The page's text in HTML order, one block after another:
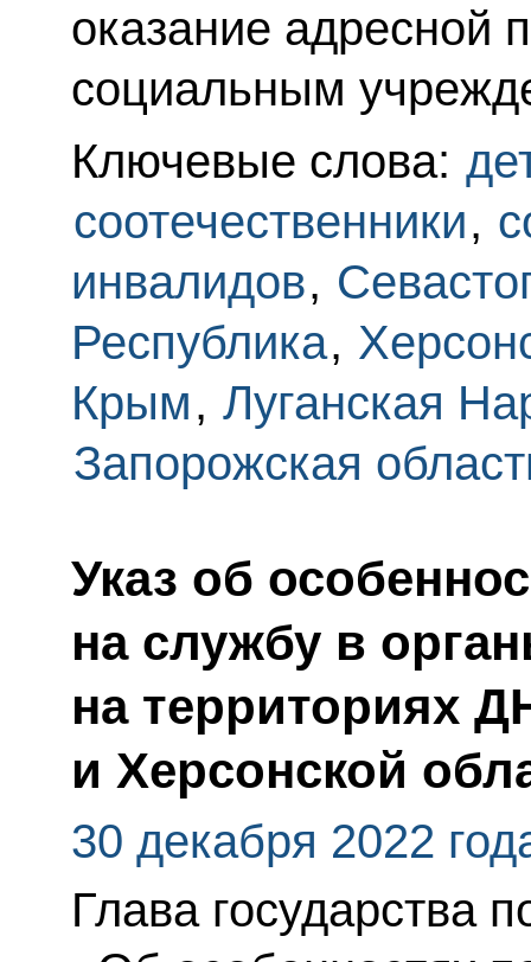
оказание адресной
социальным
Ключевые слова:
соотечественники,
инвалидов,
Республика,
Крым, Луганская
Запорожская
Указ об
на службу в
на территориях
и Херсонской
30 декабря 2022
Глава государства